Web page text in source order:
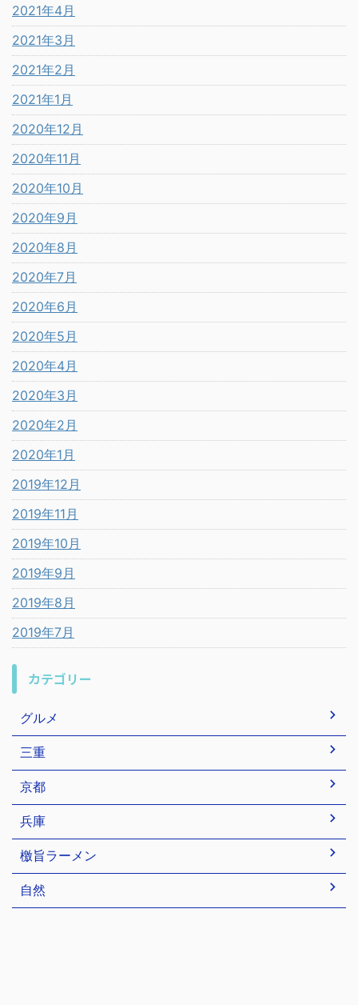
2021年4月
2021年3月
2021年2月
2021年1月
2020年12月
2020年11月
2020年10月
2020年9月
2020年8月
2020年7月
2020年6月
2020年5月
2020年4月
2020年3月
2020年2月
2020年1月
2019年12月
2019年11月
2019年10月
2019年9月
2019年8月
2019年7月
カテゴリー
グルメ
三重
京都
兵庫
檄旨ラーメン
自然